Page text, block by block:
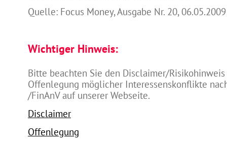
Quelle: Focus Money, Ausgabe Nr. 20, 06.05.2009
Wichtiger Hinweis:
Bitte beachten Sie den Disclaimer/
Offenlegung möglicher Interessenskonflikte
/FinAnV auf unserer Webseite.
Disclaimer
Offenlegung